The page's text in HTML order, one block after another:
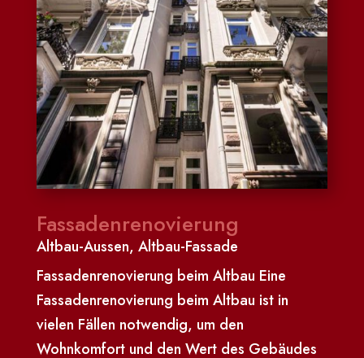
Fassadenrenovierung
Altbau-Aussen, Altbau-Fassade
Fassadenrenovierung beim Altbau Eine
Fassadenrenovierung beim Altbau ist in
vielen Fällen notwendig, um den
Wohnkomfort und den Wert des Gebäudes